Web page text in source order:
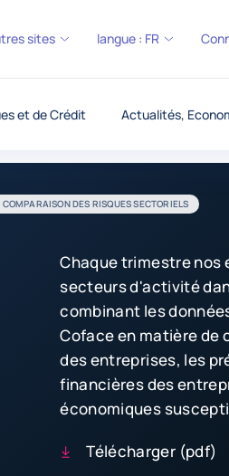
et de Crédit Actualités,
sites langue : FR
COMPARAISON DES RISQUES SECTORIELS
Chaque trimestre nos
secteurs d'activité
combinant les
Coface en matière de
des entreprises, les
financières des
économiques
Télécharger (pdf)